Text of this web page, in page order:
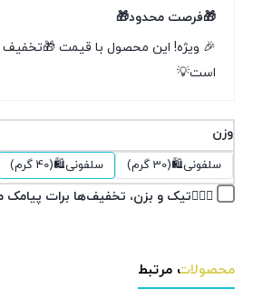
🎁فرصت محدود🎁
🎉 ویژه! این محصول با قیمت
است💡
وزن
سلفونی🛍(30 گرم) سلفونی🛍(40 گرم)
👉🏽✅تیک و بزن، تخفیف‌ها برات
محصولات مرتبط